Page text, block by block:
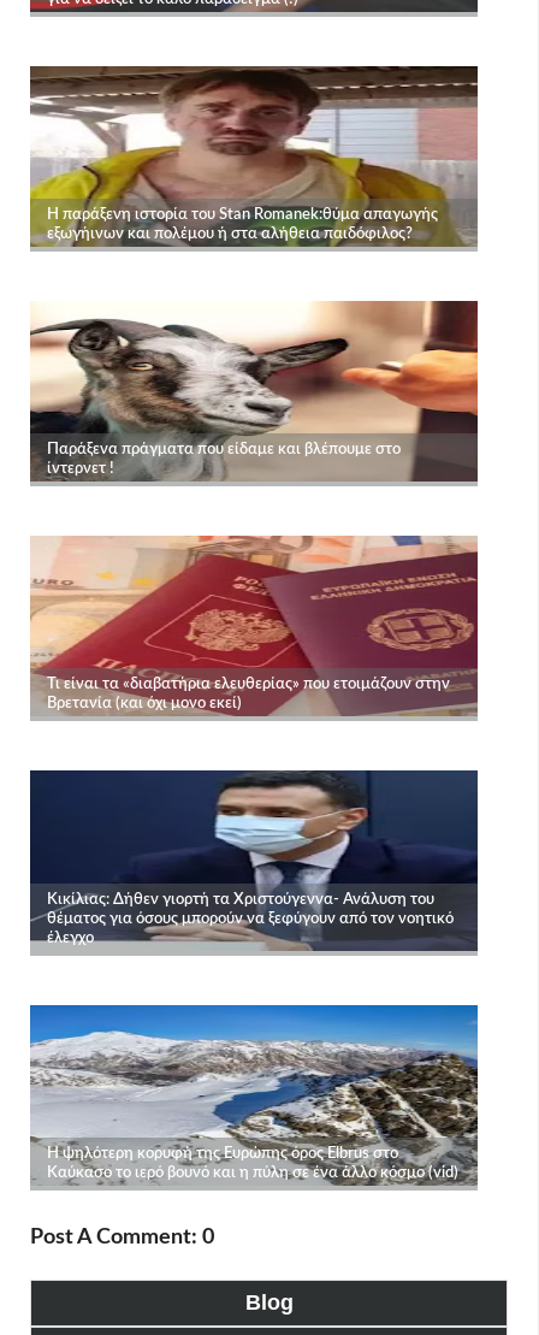
Post A Comment: 0
Blog